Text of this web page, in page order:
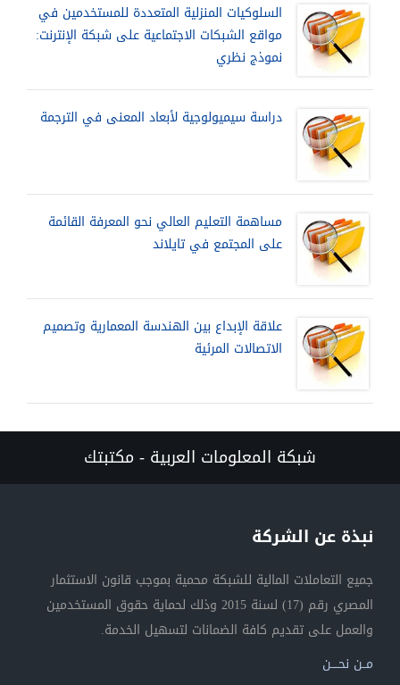
السلوكيات المنزلية المتعددة للمستخدمين في
مواقع الشبكات الاجتماعية على شبكة الإنترنت:
نموذج نظري
دراسة سيميولوجية لأبعاد المعنى في الترجمة
مساهمة التعليم العالي نحو المعرفة القائمة
على المجتمع في تايلاند
علاقة الإبداع بين الهندسة المعمارية وتصميم
الاتصالات المرئية
شبكة المعلومات العربية - مكتبتك
نبذة عن الشركة
جميع التعاملات المالية للشبكة محمية بموجب قانون الاستثمار
المصري رقم (17) لسنة 2015 وذلك لحماية حقوق المستخدمين
والعمل على تقديم كافة الضمانات لتسهيل الخدمة.
مــن نحــــن